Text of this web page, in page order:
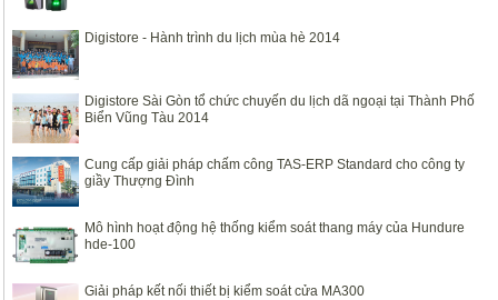
Digistore - Hành trình du lịch mùa hè 2014
Digistore Sài Gòn tổ chức chuyến du lịch dã ngoại tại Thành Phố
Biển Vũng Tàu 2014
Cung cấp giải pháp chấm công TAS-ERP Standard cho công ty
giầy Thượng Đình
Mô hình hoạt động hệ thống kiểm soát thang máy của Hundure
hde-100
Giải pháp kết nối thiết bị kiểm soát cửa MA300